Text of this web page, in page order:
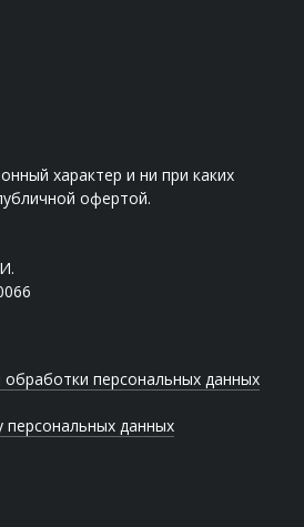
характер и ни при каких
офертой.
персональных данных
персональных данных